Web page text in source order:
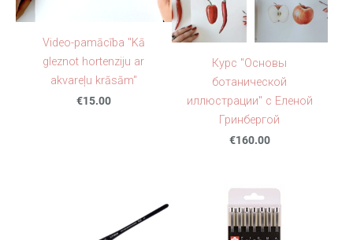
Video-pamācība "Kā
gleznot hortenziju ar
akvareļu krāsām"
€15.00
Курс "Основы
ботанической
иллюстрации" с Еленой
Гринбергой
€160.00